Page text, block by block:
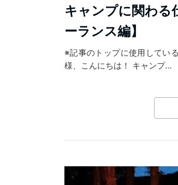
キャンプに関わる
ーランス編】
※記事のトップに使用してい
様、こんにちは！ キャンプ…